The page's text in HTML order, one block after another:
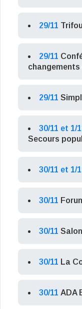
29/11
29/11
29/11
30/11 et 1/
Secours
30/11 et 1/
30/11
30/11
30/11 La
30/11 ADA